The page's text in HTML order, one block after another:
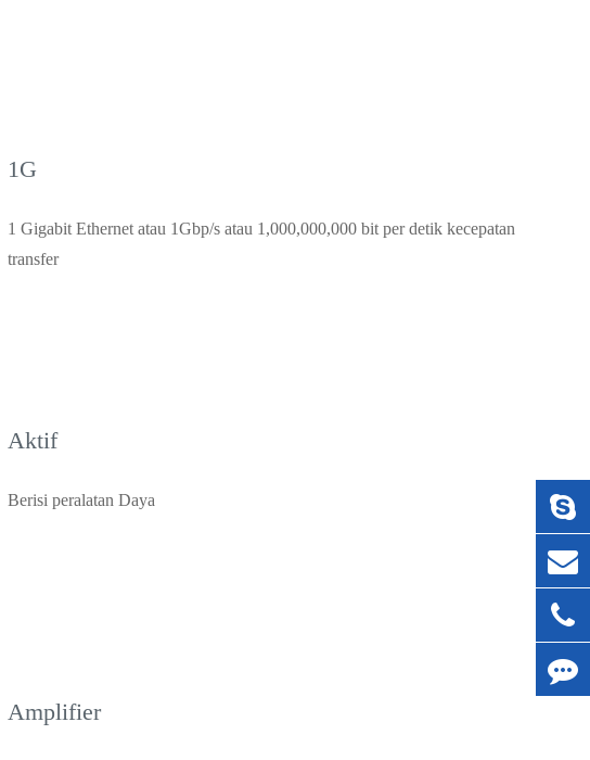
1G
1 Gigabit Ethernet atau 1Gbp/s atau 1,000,000,000 bit per detik kecepatan
transfer
Aktif
Berisi peralatan Daya
Amplifier